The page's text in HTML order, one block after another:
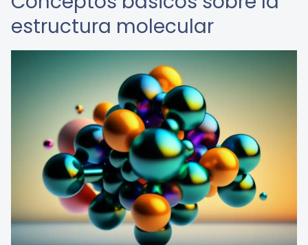
estructura molecular